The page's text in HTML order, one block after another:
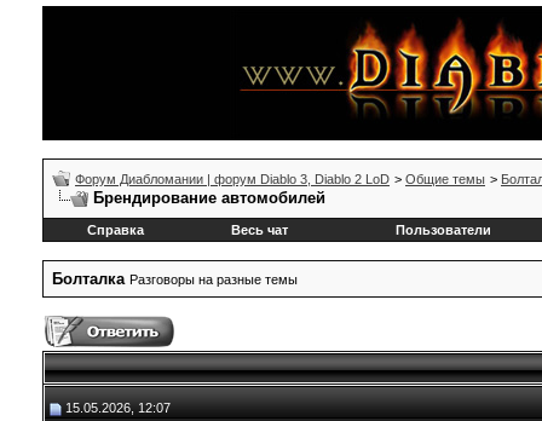
Форум Диабломании | форум Diablo 3, Diablo 2 LoD > Общие темы >
Брендирование автомобилей
Справка Весь чат Пользователи
Болталка Разговоры на разные темы
15.05.2026, 12:07